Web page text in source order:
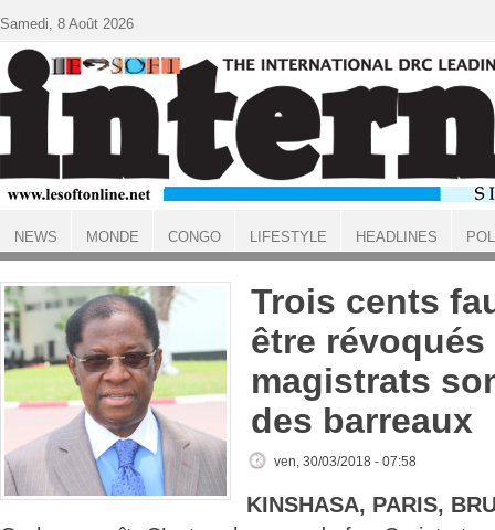
ACCUEIL
Trois cents
être
magistrats
des barreaux
ven, 30/03/2018 - 07:58
KINSHASA, PARIS,
Samedi, 8 Août 2026
NEWS MONDE CONGO LIFESTYLE HEADLINES